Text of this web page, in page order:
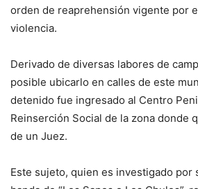
orden de reaprehensión vigente por
violencia.
Derivado de diversas labores de
posible ubicarlo en calles de este
detenido fue ingresado al Centro
Reinserción Social de la zona donde
de un Juez.
Este sujeto, quien es investigado por